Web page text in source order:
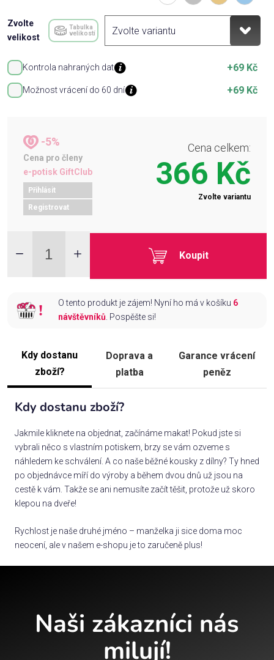
Zvolte
velikost
Tabulka
velikostí
Kontrola nahraných dat +69 Kč
Možnost vrácení do 60 dní +69 Kč
-5%
Cena pro členy
e-potisk GiftClub
Přihlásit
Registrovat
Cena celkem:
366 Kč
Zvolte variantu
Koupit
O tento produkt je zájem! Nyní ho má v košíku 6
návštěvníků. Pospěšte si!
Kdy dostanu
zboží?
Doprava a
platba
Garance vrácení
peněz
Kdy dostanu zboží?
Jakmile kliknete na objednat, začínáme makat! Pokud jste si
vybrali něco s vlastním potiskem, brzy se vám ozveme s
náhledem ke schválení. A co naše běžné kousky z dílny? Ty hned
po objednávce míří do výroby a během dvou dnů už jsou na
cestě k vám. Takže se ani nemusíte začít těšit, protože už skoro
klepou na dveře!
Rychlost je naše druhé jméno – manželka ji sice doma moc
neocení, ale v našem e-shopu je to zaručeně plus!
Naši zákazníci nás
milují!